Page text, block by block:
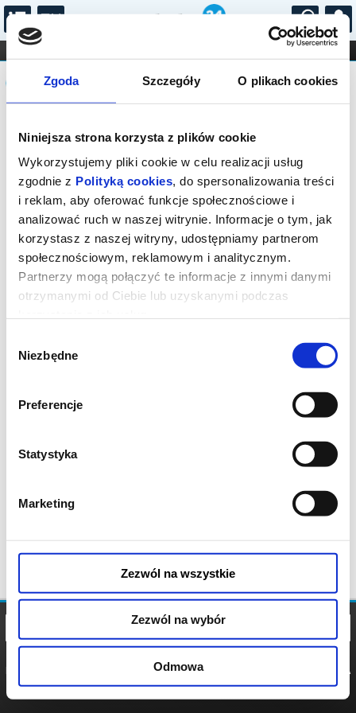
Zgoda Szczegóły O plikach cookies
Niniejsza strona korzysta z plików cookie
Wykorzystujemy pliki cookie w celu realizacji usług
zgodnie z Polityką cookies, do spersonalizowania treści
i reklam, aby oferować funkcje społecznościowe i
analizować ruch w naszej witrynie. Informacje o tym, jak
korzystasz z naszej witryny, udostępniamy partnerom
społecznościowym, reklamowym i analitycznym.
Partnerzy mogą połączyć te informacje z innymi danymi
otrzymanymi od Ciebie lub uzyskanymi podczas
zgody
Niezbędne
Preferencje
Statystyka
Marketing
Zezwól na wszystkie
Zezwól na wybór
Odmowa
...
FILHARMONIA OPERA I BALET
STAND-UP
DLA DZIECI
Komunikat
Sprzedaż on-line została zakończona,
sprawdź dostępność biletów w kasie.
POLITYKA
POLITYKA